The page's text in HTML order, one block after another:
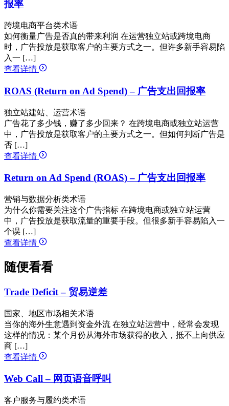
报率
跨境电商平台类术语
如何衡量广告是否真的带来利润 在运营独立站或跨境电商
时，广告投放是获取客户的主要方式之一。但许多新手容易陷
入一 […]
查看详情
ROAS (Return on Ad Spend) – 广告支出回报率
独立站建站、运营术语
广告花了多少钱，赚了多少回来？ 在跨境电商或独立站运营
中，广告投放是获取客户的主要方式之一。但如何判断广告是
否 […]
查看详情
Return on Ad Spend (ROAS) – 广告支出回报率
营销与数据分析类术语
为什么你需要关注这个广告指标 在跨境电商或独立站运营
中，广告投放是获取流量的重要手段。但很多新手容易陷入一
个误 […]
查看详情
随便看看
Trade Deficit – 贸易逆差
国家、地区市场相关术语
当你的海外生意遇到资金外流 在独立站运营中，经常会发现
这样的情况：某个月份从海外市场获得的收入，抵不上向供应
商 […]
查看详情
Web Call – 网页语音呼叫
客户服务与履约类术语